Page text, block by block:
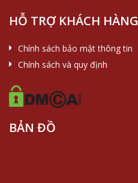
HỖ TRỢ KHÁCH HÀNG
Chính sách bảo mật thông tin
Chính sách và quy định
BẢN ĐỒ